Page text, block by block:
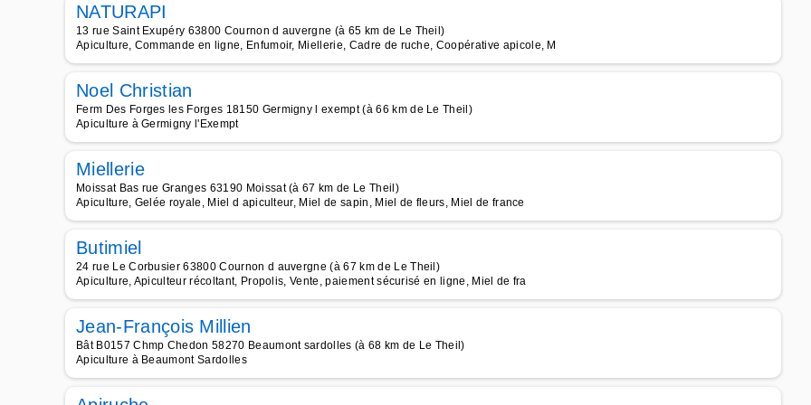
NATURAPI
13 rue Saint Exupéry 63800 Cournon d auvergne (à 65 km de Le Theil)
Apiculture, Commande en ligne, Enfumoir, Miellerie, Cadre de ruche, Coopérative apicole, M
Noel Christian
Ferm Des Forges les Forges 18150 Germigny l exempt (à 66 km de Le Theil)
Apiculture à Germigny l'Exempt
Miellerie
Moissat Bas rue Granges 63190 Moissat (à 67 km de Le Theil)
Apiculture, Gelée royale, Miel d apiculteur, Miel de sapin, Miel de fleurs, Miel de france
Butimiel
24 rue Le Corbusier 63800 Cournon d auvergne (à 67 km de Le Theil)
Apiculture, Apiculteur récoltant, Propolis, Vente, paiement sécurisé en ligne, Miel de fra
Jean-François Millien
Bât B0157 Chmp Chedon 58270 Beaumont sardolles (à 68 km de Le Theil)
Apiculture à Beaumont Sardolles